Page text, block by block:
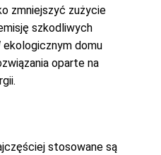
zmniejszyć zużycie
szkodliwych
domu
oparte na
stosowane są